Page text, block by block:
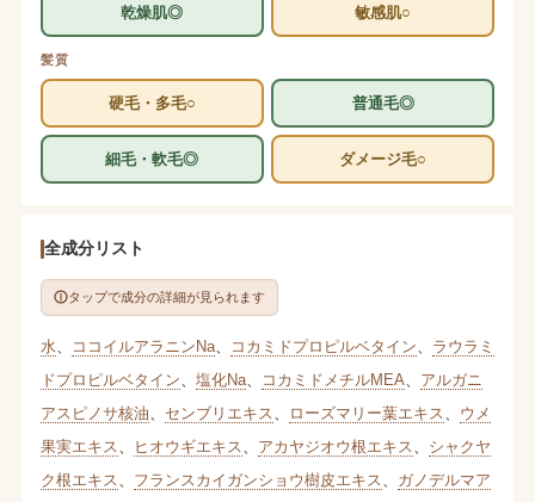
乾燥肌◎ 敏感肌○
髪質
硬毛・多毛○ 普通毛◎
細毛・軟毛◎ ダメージ毛○
全成分リスト
タップで成分の詳細が見られます
水 ココイルアラニンNa、 コカミドプロピルベタイン
ラウラミ
ドプロピルベタイン
塩化Na、 コカミドメチルMEA
アルガニ
アスピノサ核油
センブリエキス ローズマリー葉エキス
ウメ
果実エキス
ヒオウギエキス アカヤジオウ根エキス
シャクヤ
ク根エキス
フランスカイガンショウ樹皮エキス
ガノデルマア